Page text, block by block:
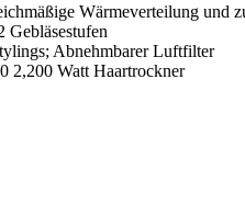
Wärmeverteilung und
Abnehmbarer Luftfilter
2,200 Watt Haartrockner